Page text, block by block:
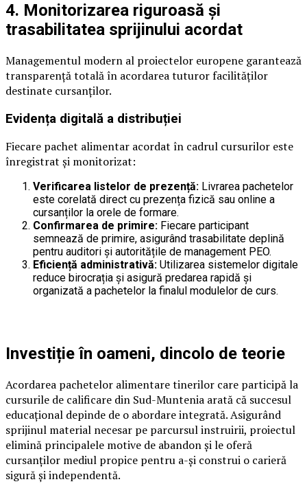
4. Monitorizarea riguroasă și
trasabilitatea sprijinului acordat
Managementul modern al proiectelor europene garantează
transparență totală în acordarea tuturor facilităților
destinate cursanților.
Evidența digitală a distribuției
Fiecare pachet alimentar acordat în cadrul cursurilor este
înregistrat și monitorizat:
Verificarea listelor de prezență: Livrarea pachetelor
este corelată direct cu prezența fizică sau online a
cursanților la orele de formare.
Confirmarea de primire: Fiecare participant
semnează de primire, asigurând trasabilitate deplină
pentru auditori și autoritățile de management PEO.
Eficiență administrativă: Utilizarea sistemelor digitale
reduce birocrația și asigură predarea rapidă și
organizată a pachetelor la finalul modulelor de curs.
Investiție în oameni, dincolo de teorie
Acordarea pachetelor alimentare tinerilor care participă la
cursurile de calificare din Sud-Muntenia arată că succesul
educațional depinde de o abordare integrată. Asigurând
sprijinul material necesar pe parcursul instruirii, proiectul
elimină principalele motive de abandon și le oferă
cursanților mediul propice pentru a-și construi o carieră
sigură și independentă.